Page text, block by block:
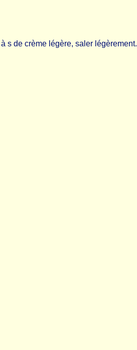
s de crème légère, saler légèrement.